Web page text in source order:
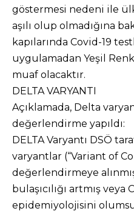
göstermesi nedeni ile
aşılı olup olmadığına
kapılarında Covid-19
uygulamadan Yeşil
muaf olacaktır.
DELTA VARYANTI
Açıklamada, Delta
değerlendirme yapıldı:
DELTA Varyantı DSÖ
varyantlar (“Variant of
değerlendirmeye
bulaşıcılığı artmış veya
epidemiyolojisini